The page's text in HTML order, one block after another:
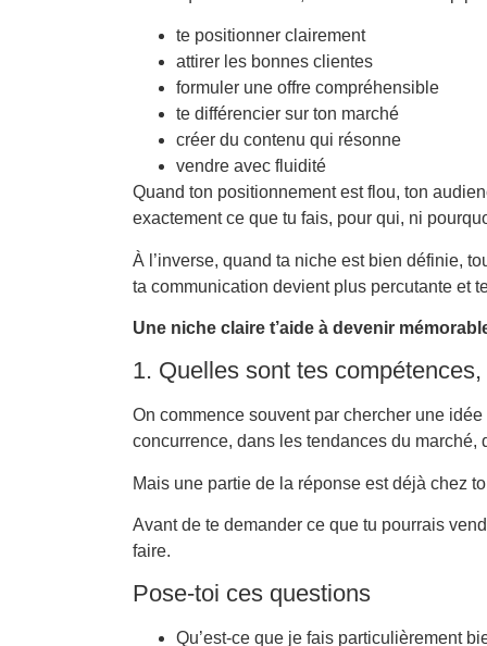
te positionner clairement
attirer les bonnes clientes
formuler une offre compréhensible
te différencier sur ton marché
créer du contenu qui résonne
vendre avec fluidité
Quand ton positionnement est flou, ton
exactement ce que tu fais, pour qui, ni
À l’inverse, quand ta niche est bien définie,
ta communication devient plus percutante et
Une niche claire t’aide à devenir
1. Quelles sont tes
On commence souvent par chercher une
concurrence, dans les tendances du marché,
Mais une partie de la réponse est déjà chez
Avant de te demander ce que tu pourrais
faire.
Pose-toi ces questions
Qu’est-ce que je fais particulièrement